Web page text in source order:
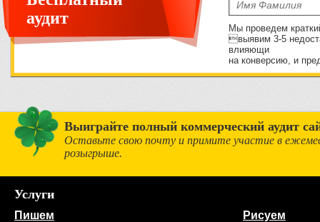
аудит
Мы проведем
выявим 3-5
влияющи
на конверсию, и
Выиграйте полный коммерческий аудит
Оставьте свою почту и примите участие в
розыгрыше.
Услуги
Пишем Рисуем